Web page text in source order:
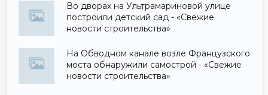
Во дворах на Ультрамариновой улице
построили детский сад - «Свежие
новости строительства»
На Обводном канале возле Французского
моста обнаружили самострой - «Свежие
новости строительства»